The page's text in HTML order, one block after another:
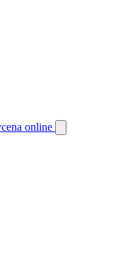
online